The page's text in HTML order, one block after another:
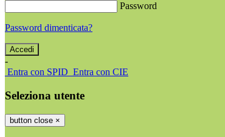
Password
Password dimenticata?
-
Entra con SPID Entra con CIE
Seleziona utente
button close ×